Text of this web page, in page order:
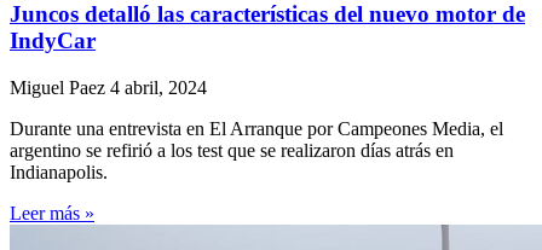
Juncos detalló las características del nuevo motor de
IndyCar
Miguel Paez 4 abril, 2024
Durante una entrevista en El Arranque por Campeones Media, el
argentino se refirió a los test que se realizaron días atrás en
Indianapolis.
Leer más »